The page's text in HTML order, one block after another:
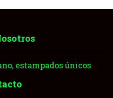
estampados únicos